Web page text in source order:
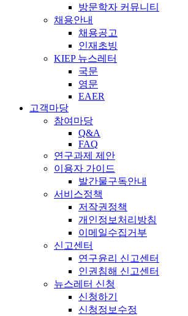
방문학자 커뮤니티
채용안내
채용공고
인재초빙
KIEP 뉴스레터
국문
영문
EAER
고객마당
참여마당
Q&A
FAQ
연구과제 제안
이용자 가이드
발간물구독안내
서비스정책
저작권정책
개인정보처리방침
이메일수집거부
신고센터
연구윤리 신고센터
인권침해 신고센터
뉴스레터 신청
신청하기
신청정보수정